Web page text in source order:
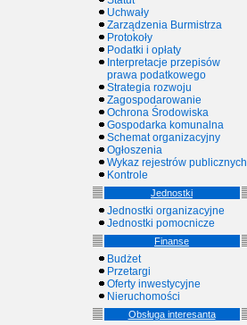
Uchwały
Zarządzenia Burmistrza
Protokoły
Podatki i opłaty
Interpretacje przepisów
prawa podatkowego
Strategia rozwoju
Zagospodarowanie
Ochrona Środowiska
Gospodarka komunalna
Schemat organizacyjny
Ogłoszenia
Wykaz rejestrów publicznych
Kontrole
Jednostki
Jednostki organizacyjne
Jednostki pomocnicze
Finanse
Budżet
Przetargi
Oferty inwestycyjne
Nieruchomości
Obsługa interesanta